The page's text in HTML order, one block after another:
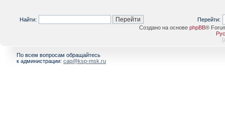
Найти:
Перейти:
Создано на основе phpBB®
[
По всем вопросам обращайтесь
к администрации: cap@ksp-msk.ru